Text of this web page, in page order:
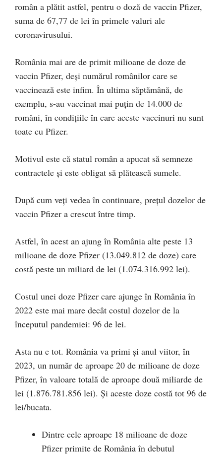
român a plătit astfel, pentru o doză de vaccin Pfizer,
suma de 67,77 de lei în primele valuri ale
coronavirusului.
România mai are de primit milioane de doze de
vaccin Pfizer, deși numărul românilor care se
vaccinează este infim. În ultima săptămână, de
exemplu, s-au vaccinat mai puțin de 14.000 de
români, în condițiile în care aceste vaccinuri nu sunt
toate cu Pfizer.
Motivul este că statul român a apucat să semneze
contractele și este obligat să plătească sumele.
După cum veți vedea în continuare, prețul dozelor de
vaccin Pfizer a crescut între timp.
Astfel, în acest an ajung în România alte peste 13
milioane de doze Pfizer (13.049.812 de doze) care
costă peste un miliard de lei (1.074.316.992 lei).
Costul unei doze Pfizer care ajunge în România în
2022 este mai mare decât costul dozelor de la
începutul pandemiei: 96 de lei.
Asta nu e tot. România va primi și anul viitor, în
2023, un număr de aproape 20 de milioane de doze
Pfizer, în valoare totală de aproape două miliarde de
lei (1.876.781.856 lei). Și aceste doze costă tot 96 de
lei/bucata.
Dintre cele aproape 18 milioane de doze
Pfizer primite de România în debutul